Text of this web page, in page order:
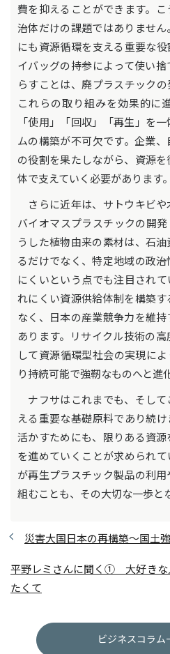
費を抑えることができます。
治体だけの課題ではありませ
にも資源循環を支える重要な
イバッグの持参によって使い
らすことは、廃プラスチックの
これらの取り組みを効果的に
「使用」「回収」「再生」を
ムの構築が不可欠です。企業
の役割を果たしながら、資源
体で支えていく必要があります。
さらに近年は、サトウキビや
バイオマスプラスチックの開
うした植物由来の素材は、石
るだけでなく、特定地域の政
にくいという点でも注目され
れにくい資源供給体制を構築
なく、日本の産業競争力を維
あります。リサイクル技術の
して資源循環型社会の実現に
り持続可能で強靭なものへと進
ナフサはこれまでも、そし
える重要な基礎原料であり続
活かすためにも、限りある資
を進めていくことが求められ
が再生プラスチック製品の利
組むことも、その大切な一歩と
災害大国日本の再構築～国土
平野レミさんに聞く① 大好きな
たくて
ビジネスコラム